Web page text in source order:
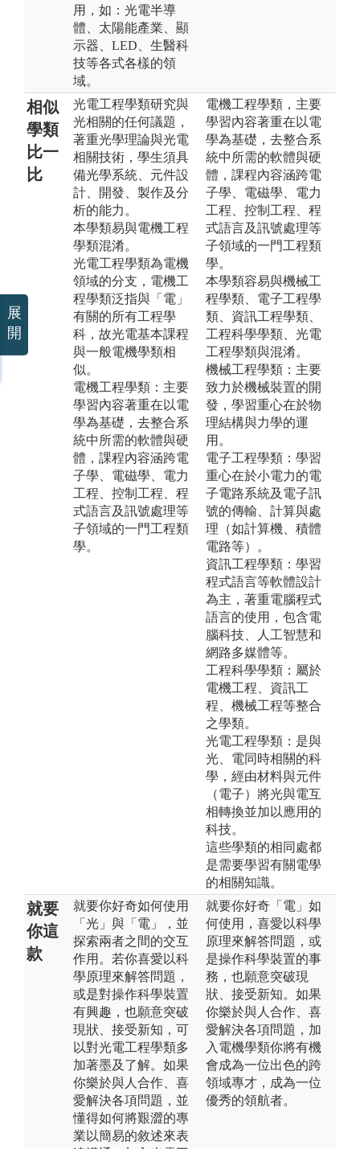
用，如：光電半導
體、太陽能產業、顯
示器、LED、生醫科
技等各式各樣的領
域。
相似
學類
比一
比
光電工程學類研究與
光相關的任何議題，
著重光學理論與光電
相關技術，學生須具
備光學系統、元件設
計、開發、製作及分
析的能力。
本學類易與電機工程
學類混淆。
光電工程學類為電機
領域的分支，電機工
程學類泛指與「電」
有關的所有工程學
科，故光電基本課程
與一般電機學類相
似。
電機工程學類：主要
學習內容著重在以電
學為基礎，去整合系
統中所需的軟體與硬
體，課程內容涵跨電
子學、電磁學、電力
工程、控制工程、程
式語言及訊號處理等
子領域的一門工程類
學。
電機工程學類，主要
學習內容著重在以電
學為基礎，去整合系
統中所需的軟體與硬
體，課程內容涵跨電
子學、電磁學、電力
工程、控制工程、程
式語言及訊號處理等
子領域的一門工程類
學。
本學類容易與機械工
程學類、電子工程學
類、資訊工程學類、
工程科學學類、光電
工程學類與混淆。
機械工程學類：主要
致力於機械裝置的開
發，學習重心在於物
理結構與力學的運
用。
電子工程學類：學習
重心在於小電力的電
子電路系統及電子訊
號的傳輸、計算與處
理（如計算機、積體
電路等）。
資訊工程學類：學習
程式語言等軟體設計
為主，著重電腦程式
語言的使用，包含電
腦科技、人工智慧和
網路多媒體等。
工程科學學類：屬於
電機工程、資訊工
程、機械工程等整合
之學類。
光電工程學類：是與
光、電同時相關的科
學，經由材料與元件
（電子）將光與電互
相轉換並加以應用的
科技。
這些學類的相同處都
是需要學習有關電學
的相關知識。
就要
你這
款
就要你好奇如何使用
「光」與「電」，並
探索兩者之間的交互
作用。若你喜愛以科
學原理來解答問題，
或是對操作科學裝置
有興趣，也願意突破
現狀、接受新知，可
以對光電工程學類多
加著墨及了解。如果
你樂於與人合作、喜
愛解決各項問題，並
懂得如何將艱澀的專
業以簡易的敘述來表
就要你好奇「電」如
何使用，喜愛以科學
原理來解答問題，或
是操作科學裝置的事
務，也願意突破現
狀、接受新知。如果
你樂於與人合作、喜
愛解決各項問題，加
入電機學類你將有機
會成為一位出色的跨
領域專才，成為一位
優秀的領航者。
展
開